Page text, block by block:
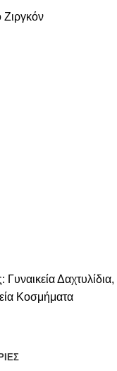
Ζιργκόν
Γυναικεία Δαχτυλίδια,
Κοσμήματα